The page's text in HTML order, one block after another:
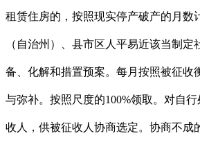
租赁住房的，按照现实停产破产的月数
（自治州）、县市区人平易近该当制
备、化解和措置预案。每月按照被征
与弥补。按照尺度的100%领取。对自
收人，供被征收人协商选定。协商不成